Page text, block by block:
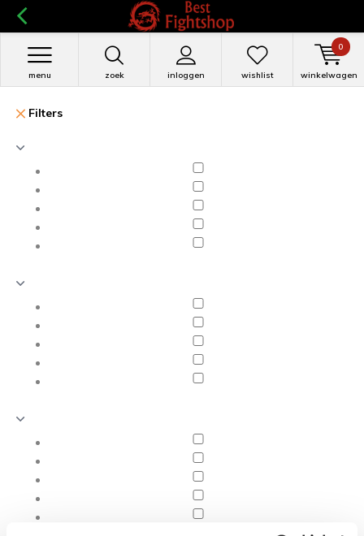
zoek inloggen
menu wishlist winkelwagen
0
Filters